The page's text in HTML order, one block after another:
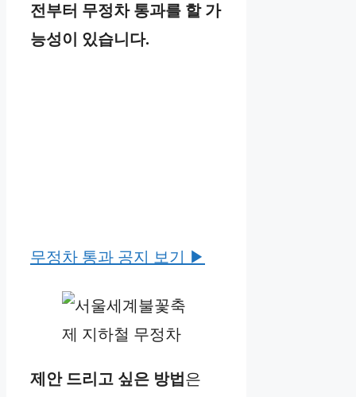
전부터 무정차 통과를 할 가
능성이 있습니다.
무정차 통과 공지 보기 ▶︎
제안 드리고 싶은 방법은